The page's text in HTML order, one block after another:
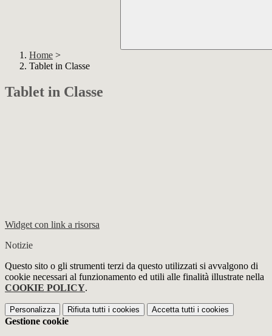
Home >
Tablet in Classe
Tablet in Classe
Widget con link a risorsa
Notizie
Questo sito o gli strumenti terzi da questo utilizzati si avvalgono di
cookie necessari al funzionamento ed utili alle finalità illustrate nella
COOKIE POLICY.
Personalizza Rifiuta tutti i cookies Accetta tutti i cookies
Gestione cookie